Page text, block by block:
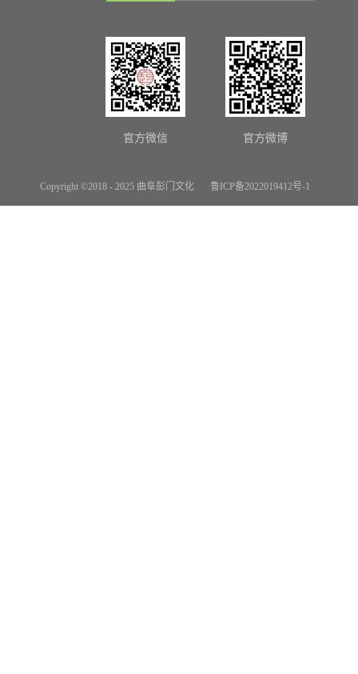
Copyright ©2018 - 2025 曲阜彭门文化 鲁ICP备2022019412号-1
官方微信 官方微博